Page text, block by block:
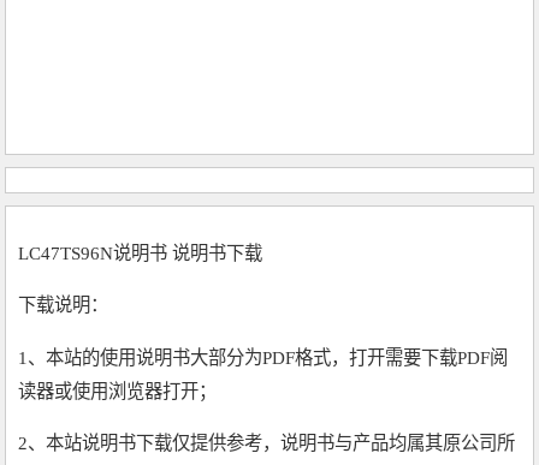
LC47TS96N说明书 说明书下载
下载说明：
1、本站的使用说明书大部分为PDF格式，打开需要下载PDF阅
读器或使用浏览器打开；
2、本站说明书下载仅提供参考，说明书与产品均属其原公司所